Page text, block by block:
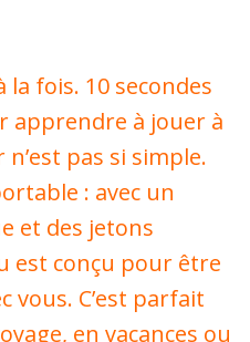
la fois. 10 secondes
apprendre à jouer à
pas si simple.
: avec un
et des jetons
est conçu pour être
C’est parfait
en vacances ou